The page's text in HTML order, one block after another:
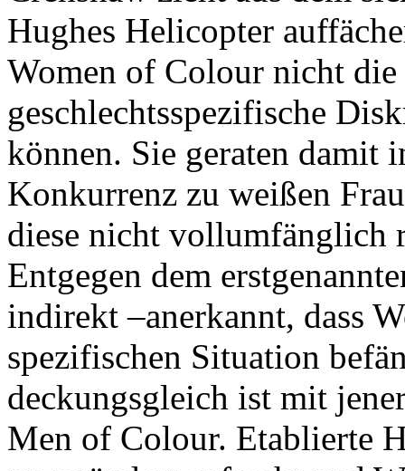
Hughes Helicopter
Women of Colour nicht
geschlechtsspezifische
können. Sie geraten
Konkurrenz zu weißen
diese nicht vollumfänglich
Entgegen dem
indirekt –anerkannt, dass
spezifischen Situation
deckungsgleich ist mit
Men of Colour. Etablierte